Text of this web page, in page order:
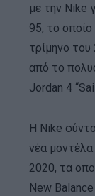
με την Nike
95, το
τρίμηνο του
από το
Jordan 4
Η Nike
νέα
2020, τα
New